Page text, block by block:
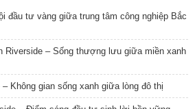
đầu tư vàng giữa trung tâm công nghiệp Bắc
Riverside – Sống thượng lưu giữa miền xanh
Không gian sống xanh giữa lòng đô thị